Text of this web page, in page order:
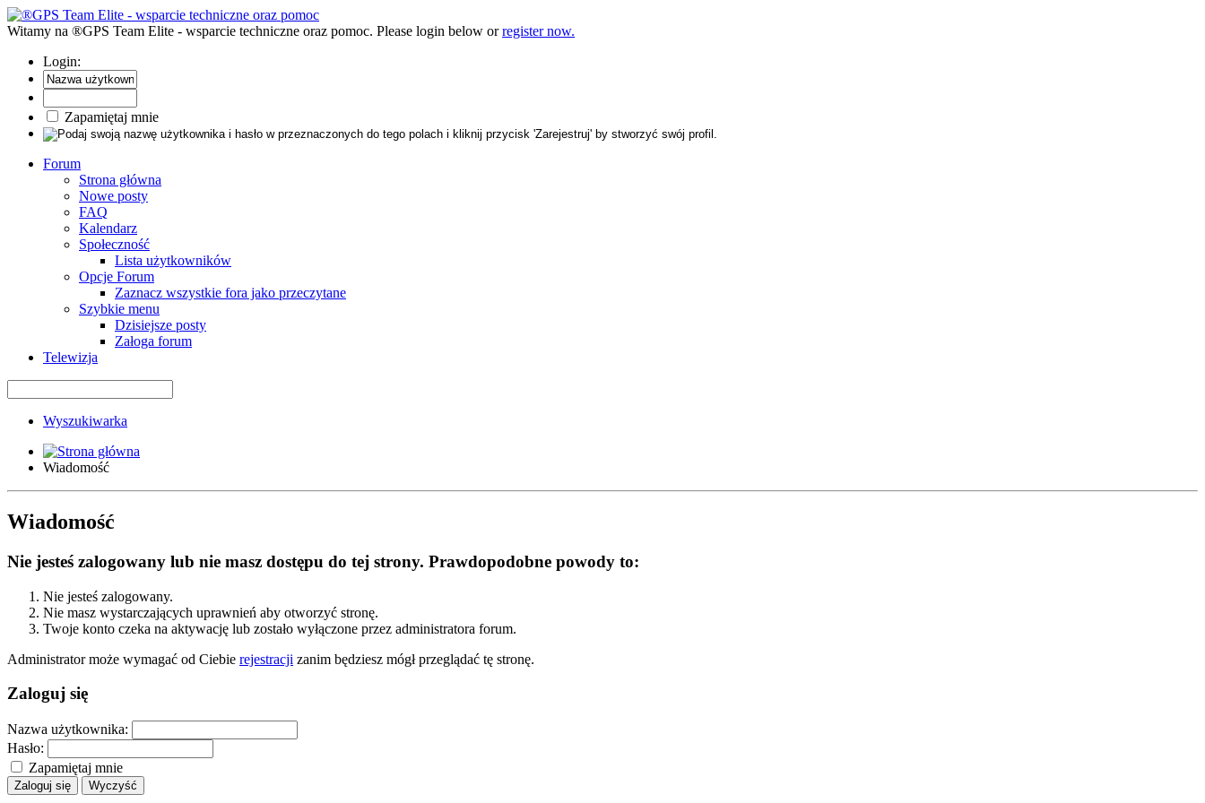
Witamy na ®GPS Team Elite - wsparcie techniczne oraz pomoc. Please login below or register now.
Login:
Zapamiętaj mnie
Forum
Strona główna
Nowe posty
FAQ
Kalendarz
Społeczność
Lista użytkowników
Opcje Forum
Zaznacz wszystkie fora jako przeczytane
Szybkie menu
Dzisiejsze posty
Załoga forum
Telewizja
Wyszukiwarka
Wiadomość
Wiadomość
Nie jesteś zalogowany lub nie masz dostępu do tej strony. Prawdopodobne powody to:
Nie jesteś zalogowany.
Nie masz wystarczających uprawnień aby otworzyć stronę.
Twoje konto czeka na aktywację lub zostało wyłączone przez administratora forum.
Administrator może wymagać od Ciebie rejestracji zanim będziesz mógł przeglądać tę stronę.
Zaloguj się
Nazwa użytkownika:
Hasło:
Zapamiętaj mnie